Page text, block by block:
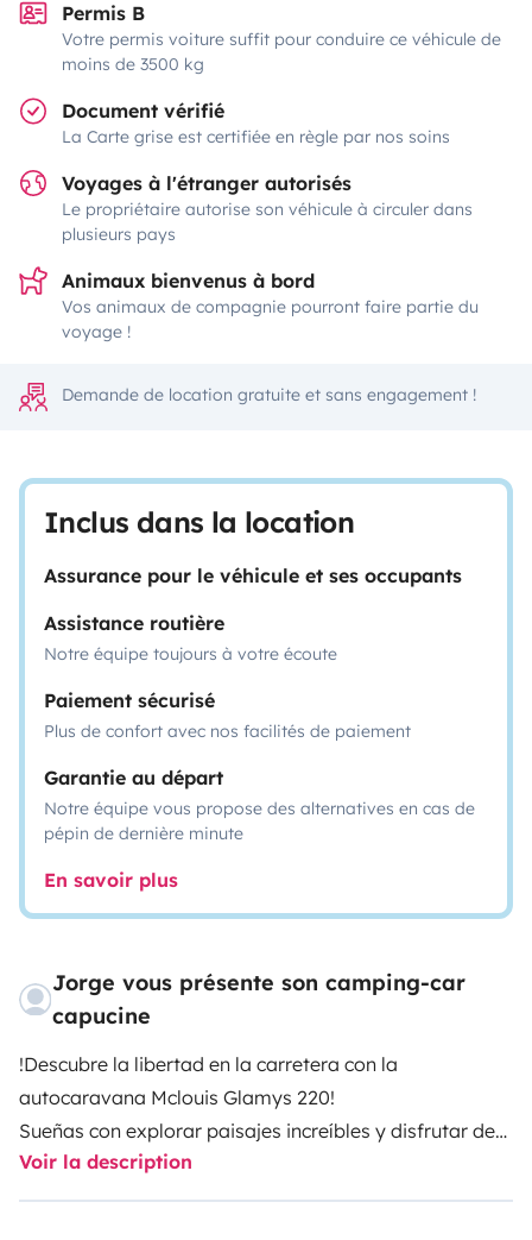
Permis B
Votre permis voiture suffit pour conduire ce véhicule de
moins de 3500 kg
Document vérifié
La Carte grise est certifiée en règle par nos soins
Voyages à l'étranger autorisés
Le propriétaire autorise son véhicule à circuler dans
plusieurs pays
Animaux bienvenus à bord
Vos animaux de compagnie pourront faire partie du
voyage !
Demande de location gratuite et sans engagement !
Inclus dans la location
Assurance pour le véhicule et ses occupants
Assistance routière
Notre équipe toujours à votre écoute
Paiement sécurisé
Plus de confort avec nos facilités de paiement
Garantie au départ
Notre équipe vous propose des alternatives en cas de
pépin de dernière minute
En savoir plus
Jorge vous présente son camping-car
capucine
!Descubre la libertad en la carretera con la
autocaravana Mclouis Glamys 220!
Sueñas con explorar paisajes increíbles y disfrutar de
la comodidad de un hogar sobre ruedas? La Maclouis
Glamys 220 es la compañera perfecta para tus
Voir la description